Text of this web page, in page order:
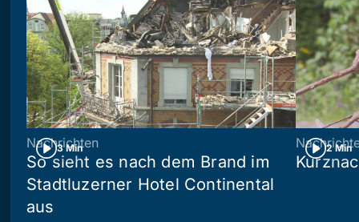
3 Min
Nachrichten
So sieht es nach dem Brand im
Stadtluzerner Hotel Continental
aus
2 Min